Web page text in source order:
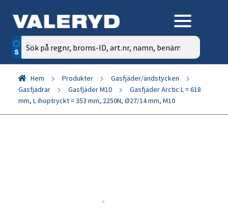
Sök
efter:
Hem Produkter
Gasfjäder/ändstycken
Gasfjädrar
Gasfjäder M10
Gasfjäder Arctic L = 618
mm, L ihoptryckt = 353 mm, 2250N, Ø27/14 mm, M10